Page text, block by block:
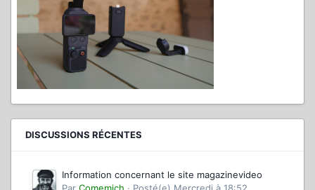
DISCUSSIONS RÉCENTES
Information concernant le site magazinevideo